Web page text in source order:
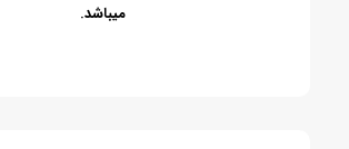
میباشد.